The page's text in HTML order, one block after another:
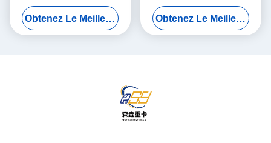
Montage du tableau de bord
du camion Groupe de
panneaux d'instruments
Obtenez Le Meilleur Prix
de protection lourde pour
remplacer directement
SHACMAN F3000 série
Obtenez Le Meilleur Prix